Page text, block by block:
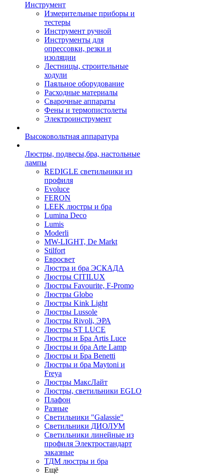
Инструмент
Измерительные приборы и
тестеры
Инструмент ручной
Инструменты для
опрессовки, резки и
изоляции
Лестницы, строительные
ходули
Паяльное оборудование
Расходные материалы
Сварочные аппараты
Фены и термопистолеты
Электроинструмент
Высоковольтная аппаратура
Люстры, подвесы,бра, настольные
лампы
REDIGLE светильники из
профиля
Evoluce
FERON
LEEK люстры и бра
Lumina Deco
Lumis
Moderli
MW-LIGHT, De Markt
Stilfort
Евросвет
Люстра и бра ЭСКАДА
Люстры CITILUX
Люстры Favourite, F-Promo
Люстры Globo
Люстры Kink Light
Люстры Lussole
Люстры Rivoli, ЭРА
Люстры ST LUCE
Люстры и Бра Artis Luce
Люстры и бра Arte Lamp
Люстры и Бра Benetti
Люстры и бра Maytoni и
Freya
Люстры МаксЛайт
Люстры, светильники EGLO
Плафон
Разные
Светильники "Galassie"
Светильники ДИОЛУМ
Светильники линейные из
профиля Электростандарт
заказные
ТДМ люстры и бра
Ещё